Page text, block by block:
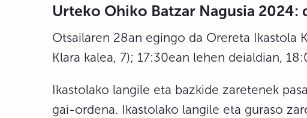
Urteko Ohiko Batzar Nagusia 2024:
Otsailaren 28an egingo da Orereta Ikastola
Klara kalea, 7); 17:30ean lehen deialdian,
Ikastolako langile eta bazkide zaretenek
gai-ordena. Ikastolako langile eta guraso